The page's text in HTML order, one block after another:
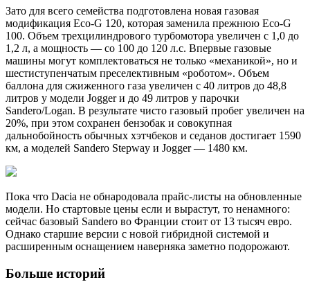
Зато для всего семейства подготовлена новая газовая
модификация Eco-G 120, которая заменила прежнюю Eco-G
100. Объем трехцилиндрового турбомотора увеличен с 1,0 до
1,2 л, а мощность — со 100 до 120 л.с. Впервые газовые
машины могут комплектоваться не только «механикой», но и
шестиступенчатым преселективным «роботом». Объем
баллона для сжиженного газа увеличен с 40 литров до 48,8
литров у модели Jogger и до 49 литров у парочки
Sandero/Logan. В результате чисто газовый пробег увеличен на
20%, при этом сохранен бензобак и совокупная
дальнобойность обычных хэтчбеков и седанов достигает 1590
км, а моделей Sandero Stepway и Jogger — 1480 км.
Пока что Dacia не обнародовала прайс-листы на обновленные
модели. Но стартовые цены если и вырастут, то ненамного:
сейчас базовый Sandero во Франции стоит от 13 тысяч евро.
Однако старшие версии с новой гибридной системой и
расширенным оснащением наверняка заметно подорожают.
Больше историй